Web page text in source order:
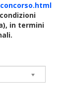
in termini